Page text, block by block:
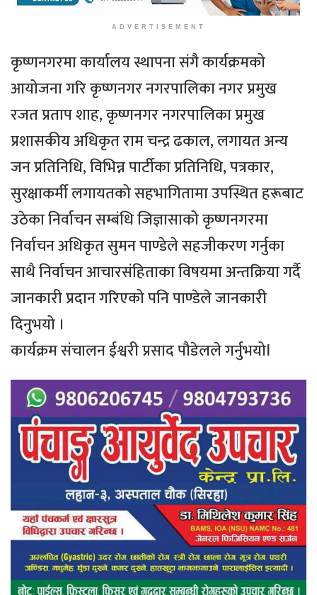
ADVERTISEMENT
कृष्णनगरमा कार्यालय स्थापना संगै कार्यक्रमको
आयोजना गरि कृष्णनगर नगरपालिका नगर प्रमुख
रजत प्रताप शाह, कृष्णनगर नगरपालिका प्रमुख
प्रशासकीय अधिकृत राम चन्द्र ढकाल, लगायत अन्य
जन प्रतिनिधि, विभिन्न पार्टीका प्रतिनिधि, पत्रकार,
सुरक्षाकर्मी लगायतको सहभागितामा उपस्थित हरूबाट
उठेका निर्वाचन सम्बंधि जिज्ञासाको कृष्णनगरमा
निर्वाचन अधिकृत सुमन पाण्डेले सहजीकरण गर्नुका
साथै निर्वाचन आचारसंहिताका विषयमा अन्तक्रिया गर्दै
जानकारी प्रदान गरिएको पनि पाण्डेले जानकारी
दिनुभयो ।
कार्यक्रम संचालन ईश्वरी प्रसाद पौडेलले गर्नुभयोl